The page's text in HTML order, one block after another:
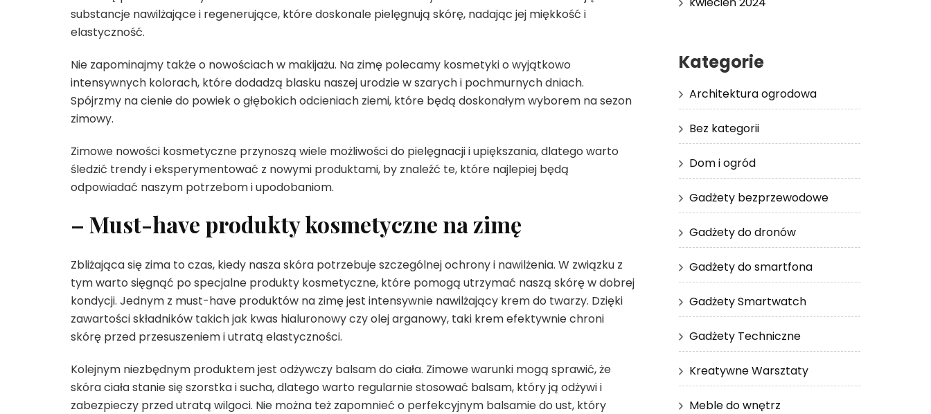
substancje nawilżające i regenerujące, które doskonale pielęgnują skórę, nadając jej miękkość i
elastyczność.
Nie zapominajmy także o nowościach w makijażu. Na zimę polecamy kosmetyki o wyjątkowo
intensywnych kolorach, które dodadzą blasku naszej urodzie w szarych i pochmurnych dniach.
Spójrzmy na cienie do powiek o głębokich odcieniach ziemi, które będą doskonałym wyborem na sezon
zimowy.
Zimowe nowości kosmetyczne przynoszą wiele możliwości do pielęgnacji i upiększania, dlatego warto
śledzić trendy i eksperymentować z nowymi produktami, by znaleźć te, które najlepiej będą
odpowiadać naszym potrzebom i upodobaniom.
– Must-have produkty kosmetyczne na zimę
Zbliżająca się zima to czas, kiedy nasza skóra potrzebuje szczególnej ochrony i nawilżenia. W związku z
tym warto sięgnąć po specjalne produkty kosmetyczne, które pomogą utrzymać naszą skórę w dobrej
kondycji. Jednym z must-have produktów na zimę jest intensywnie nawilżający krem do twarzy. Dzięki
zawartości składników takich jak kwas hialuronowy czy olej arganowy, taki krem efektywnie chroni
skórę przed przesuszeniem i utratą elastyczności.
Kolejnym niezbędnym produktem jest odżywczy balsam do ciała. Zimowe warunki mogą sprawić, że
skóra ciała stanie się szorstka i sucha, dlatego warto regularnie stosować balsam, który ją odżywi i
zabezpieczy przed utratą wilgoci. Nie można też zapomnieć o perfekcyjnym balsamie do ust, który
Kategorie
Architektura ogrodowa
Bez kategorii
Dom i ogród
Gadżety bezprzewodowe
Gadżety do dronów
Gadżety do smartfona
Gadżety Smartwatch
Gadżety Techniczne
Kreatywne Warsztaty
Meble do wnętrz